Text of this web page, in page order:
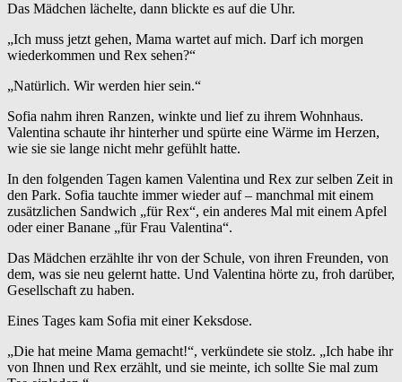
Das Mädchen lächelte, dann blickte es auf die Uhr.
„Ich muss jetzt gehen, Mama wartet auf mich. Darf ich morgen
wiederkommen und Rex sehen?“
„Natürlich. Wir werden hier sein.“
Sofia nahm ihren Ranzen, winkte und lief zu ihrem Wohnhaus.
Valentina schaute ihr hinterher und spürte eine Wärme im Herzen,
wie sie sie lange nicht mehr gefühlt hatte.
In den folgenden Tagen kamen Valentina und Rex zur selben Zeit in
den Park. Sofia tauchte immer wieder auf – manchmal mit einem
zusätzlichen Sandwich „für Rex“, ein anderes Mal mit einem Apfel
oder einer Banane „für Frau Valentina“.
Das Mädchen erzählte ihr von der Schule, von ihren Freunden, von
dem, was sie neu gelernt hatte. Und Valentina hörte zu, froh darüber,
Gesellschaft zu haben.
Eines Tages kam Sofia mit einer Keksdose.
„Die hat meine Mama gemacht!“, verkündete sie stolz. „Ich habe ihr
von Ihnen und Rex erzählt, und sie meinte, ich sollte Sie mal zum